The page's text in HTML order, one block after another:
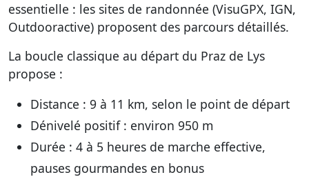
essentielle : les sites de randonnée (VisuGPX, IGN,
Outdooractive) proposent des parcours détaillés.
La boucle classique au départ du Praz de Lys
propose :
Distance : 9 à 11 km, selon le point de départ
Dénivelé positif : environ 950 m
Durée : 4 à 5 heures de marche effective,
pauses gourmandes en bonus